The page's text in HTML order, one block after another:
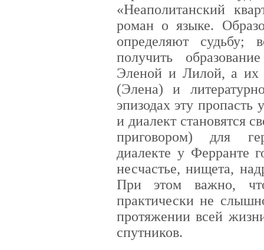
«Неаполитанский
роман о языке.
определяют судьбу;
получить
Эленой и Лилой, а их
(Элена) и
эпизодах эту пропасть
и диалект становятся
приговором) для
диалекте у Ферранте
несчастье, нищета,
При этом важно,
практически не
протяжении всей
спутников.